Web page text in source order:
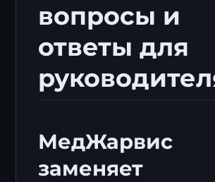
вопросы и
ответы для
МедЖарвис
заменяет